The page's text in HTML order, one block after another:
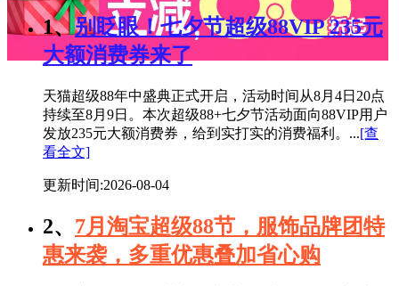
1、 别眨眼！七夕节超级88VIP 235元
大额消费券来了
天猫超级88年中盛典正式开启，活动时间从8月4日20点
持续至8月9日。本次超级88+七夕节活动面向88VIP用户
发放235元大额消费券，给到实打实的消费福利。...[查
看全文]
更新时间:2026-08-04
2、 7月淘宝超级88节，服饰品牌团特
惠来袭，多重优惠叠加省心购